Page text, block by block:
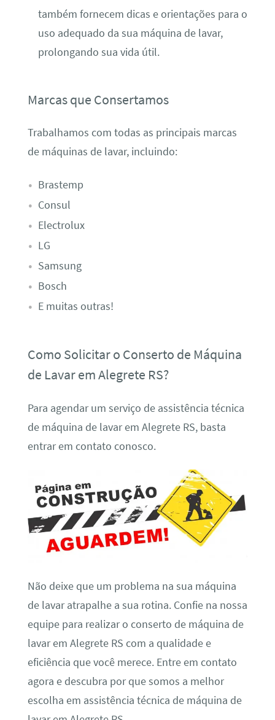
também fornecem dicas e orientações para o
uso adequado da sua máquina de lavar,
prolongando sua vida útil.
Marcas que Consertamos
Trabalhamos com todas as principais marcas
de máquinas de lavar, incluindo:
Brastemp
Consul
Electrolux
LG
Samsung
Bosch
E muitas outras!
Como Solicitar o Conserto de Máquina
de Lavar em Alegrete RS?
Para agendar um serviço de assistência técnica
de máquina de lavar em Alegrete RS, basta
entrar em contato conosco.
Não deixe que um problema na sua máquina
de lavar atrapalhe a sua rotina. Confie na nossa
equipe para realizar o conserto de máquina de
lavar em Alegrete RS com a qualidade e
eficiência que você merece. Entre em contato
agora e descubra por que somos a melhor
escolha em assistência técnica de máquina de